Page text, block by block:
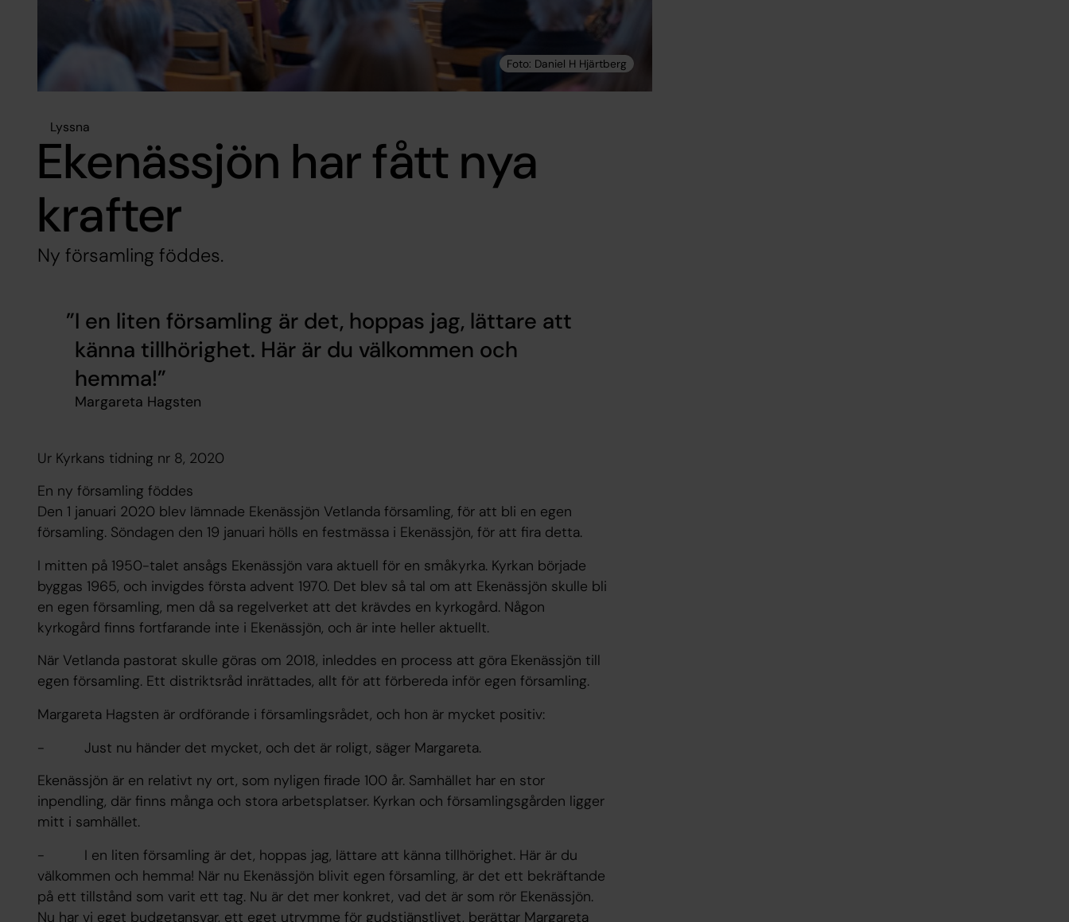
Lyssna
Ekenässjön har fått nya
krafter
Ny församling föddes.
I en liten församling är det, hoppas jag, lättare att
känna tillhörighet. Här är du välkommen och
hemma!
Margareta Hagsten
Ur Kyrkans tidning nr 8, 2020
En ny församling föddes
Den 1 januari 2020 blev lämnade Ekenässjön Vetlanda församling, för att bli en egen
församling. Söndagen den 19 januari hölls en festmässa i Ekenässjön, för att fira detta.
I mitten på 1950-talet ansågs Ekenässjön vara aktuell för en småkyrka. Kyrkan började
byggas 1965, och invigdes första advent 1970. Det blev så tal om att Ekenässjön skulle bli
en egen församling, men då sa regelverket att det krävdes en kyrkogård. Någon
kyrkogård finns fortfarande inte i Ekenässjön, och är inte heller aktuellt.
När Vetlanda pastorat skulle göras om 2018, inleddes en process att göra Ekenässjön till
egen församling. Ett distriktsråd inrättades, allt för att förbereda inför egen församling.
Margareta Hagsten är ordförande i församlingsrådet, och hon är mycket positiv:
- Just nu händer det mycket, och det är roligt, säger Margareta.
Ekenässjön är en relativt ny ort, som nyligen firade 100 år. Samhället har en stor
inpendling, där finns många och stora arbetsplatser. Kyrkan och församlingsgården ligger
mitt i samhället.
- I en liten församling är det, hoppas jag, lättare att känna tillhörighet. Här är du
välkommen och hemma! När nu Ekenässjön blivit egen församling, är det ett bekräftande
på ett tillstånd som varit ett tag. Nu är det mer konkret, vad det är som rör Ekenässjön.
Nu har vi eget budgetansvar, ett eget utrymme för gudstjänstlivet, berättar Margareta